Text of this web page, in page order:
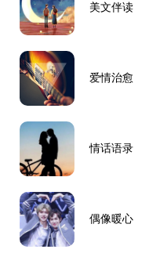
美文伴读
爱情治愈
情话语录
偶像暖心